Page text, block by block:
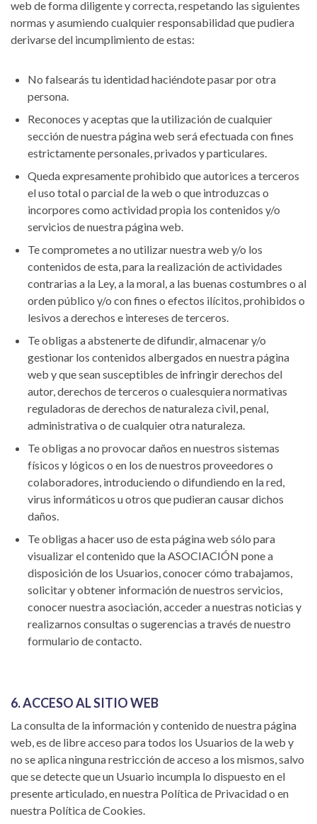
web de forma diligente y correcta, respetando las siguientes
normas y asumiendo cualquier responsabilidad que pudiera
derivarse del incumplimiento de estas:
No falsearás tu identidad haciéndote pasar por otra
persona.
Reconoces y aceptas que la utilización de cualquier
sección de nuestra página web será efectuada con fines
estrictamente personales, privados y particulares.
Queda expresamente prohibido que autorices a terceros
el uso total o parcial de la web o que introduzcas o
incorpores como actividad propia los contenidos y/o
servicios de nuestra página web.
Te comprometes a no utilizar nuestra web y/o los
contenidos de esta, para la realización de actividades
contrarias a la Ley, a la moral, a las buenas costumbres o al
orden público y/o con fines o efectos ilícitos, prohibidos o
lesivos a derechos e intereses de terceros.
Te obligas a abstenerte de difundir, almacenar y/o
gestionar los contenidos albergados en nuestra página
web y que sean susceptibles de infringir derechos del
autor, derechos de terceros o cualesquiera normativas
reguladoras de derechos de naturaleza civil, penal,
administrativa o de cualquier otra naturaleza.
Te obligas a no provocar daños en nuestros sistemas
físicos y lógicos o en los de nuestros proveedores o
colaboradores, introduciendo o difundiendo en la red,
virus informáticos u otros que pudieran causar dichos
daños.
Te obligas a hacer uso de esta página web sólo para
visualizar el contenido que la ASOCIACIÓN pone a
disposición de los Usuarios, conocer cómo trabajamos,
solicitar y obtener información de nuestros servicios,
conocer nuestra asociación, acceder a nuestras noticias y
realizarnos consultas o sugerencias a través de nuestro
formulario de contacto.
6. ACCESO AL SITIO WEB
La consulta de la información y contenido de nuestra página
web, es de libre acceso para todos los Usuarios de la web y
no se aplica ninguna restricción de acceso a los mismos, salvo
que se detecte que un Usuario incumpla lo dispuesto en el
presente articulado, en nuestra Política de Privacidad o en
nuestra Política de Cookies.